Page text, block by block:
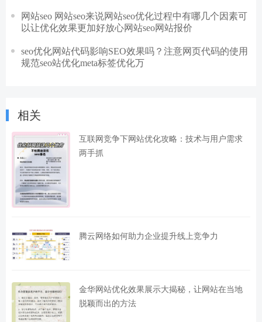
网站seo 网站seo来说网站seo优化过程中有哪几个因素可
以让优化效果更加好放心网站seo网站报价
seo优化网站代码影响SEO效果吗？注意网页代码的使用
规范seo站优化meta标签优化万
相关
互联网竞争下网站优化攻略：技术与用户需求
两手抓
腾云网络如何助力企业提升线上竞争力
金华网站优化效果展示大揭秘，让网站在当地
脱颖而出的方法